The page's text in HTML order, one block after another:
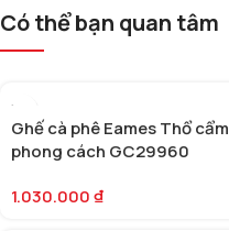
Có thể bạn quan tâm
Ghế cà phê Eames Thổ cẩm
phong cách GC29960
1.030.000₫